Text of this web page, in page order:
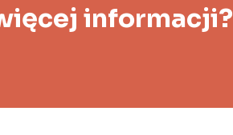
informacji?